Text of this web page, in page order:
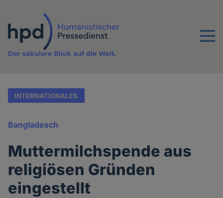
Inhalt
Menu
Der säkulare Blick auf die Welt.
INTERNATIONALES
Bangladesch
Muttermilchspende aus
religiösen Gründen
eingestellt